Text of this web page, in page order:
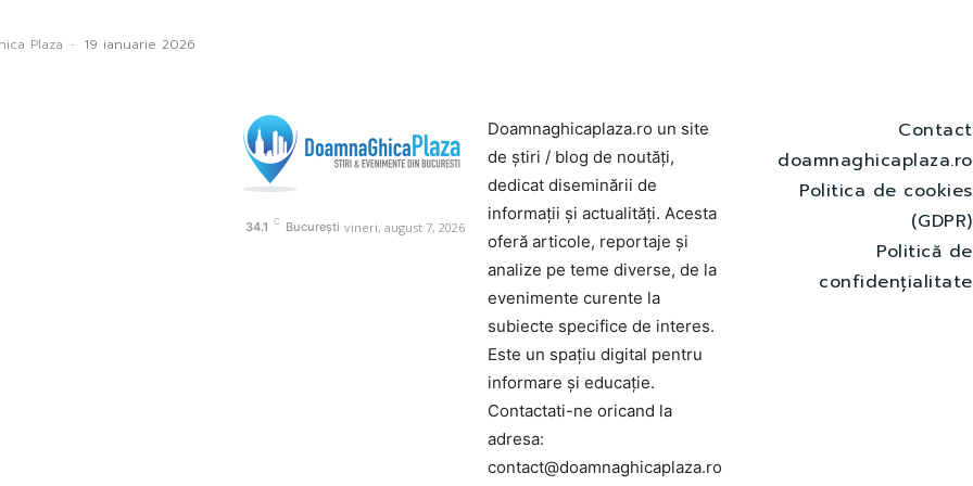
Plaza - 19 ianuarie 2026
34.1 C București vineri, august 7, 2026
Doamnaghicaplaza.ro un site
de știri / blog de noutăți,
dedicat diseminării de
informații și actualități. Acesta
oferă articole, reportaje și
analize pe teme diverse, de la
evenimente curente la
subiecte specifice de interes.
Este un spațiu digital pentru
informare și educație.
Contactati-ne oricand la
adresa:
contact@doamnaghicaplaza.ro
Contact
doamnaghicaplaza.ro
Politica de cookies
(GDPR)
Politică de
confidențialitate